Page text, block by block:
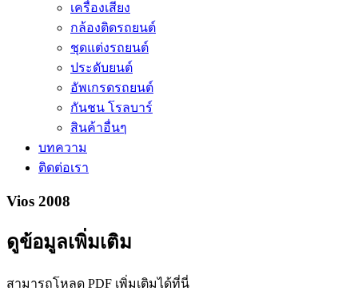
เครื่องเสียง
กล้องติดรถยนต์
ชุดแต่งรถยนต์
ประดับยนต์
อัพเกรดรถยนต์
กันชน โรลบาร์
สินค้าอื่นๆ
บทความ
ติดต่อเรา
Vios 2008
ดูข้อมูลเพิ่มเติม
สามารถโหลด PDF เพิ่มเติมได้ที่นี่